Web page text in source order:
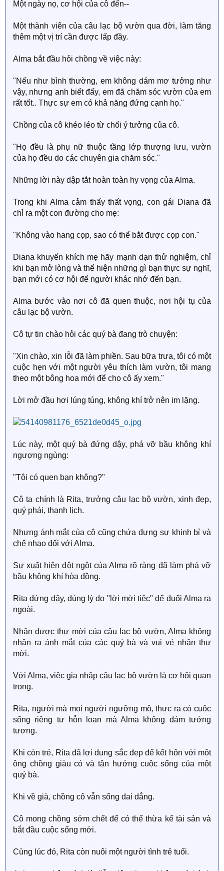
Một ngày nọ, cơ hội của cô đến--
Một thành viên của câu lạc bộ vườn qua đời, làm tăng
thêm một vị trí cần được lấp đầy.
Alma bắt đầu hỏi chồng về việc này:
"Nếu như bình thường, em không dám mơ tưởng như
vậy, nhưng anh biết đấy, em đã chăm sóc vườn của em
rất tốt.. Thực sự em có khả năng đứng cạnh họ."
Chồng của cô khéo léo từ chối ý tưởng của cô.
"Họ đều là phụ nữ thuộc tầng lớp thượng lưu, vườn
của họ đều do các chuyên gia chăm sóc."
Những lời này dập tắt hoàn toàn hy vọng của Alma.
Trong khi Alma cảm thấy thất vọng, con gái Diana đã
chỉ ra một con đường cho mẹ:
"Không vào hang cọp, sao có thể bắt được cọp con."
Diana khuyến khích mẹ hãy mạnh dạn thử nghiệm, chỉ
khi bạn mở lòng và thể hiện những gì bạn thực sự nghĩ,
bạn mới có cơ hội để người khác nhớ đến bạn.
Alma bước vào nơi cô đã quen thuộc, nơi hội tụ của
câu lạc bộ vườn.
Cô tự tin chào hỏi các quý bà đang trò chuyện:
"Xin chào, xin lỗi đã làm phiền. Sau bữa trưa, tôi có một
cuộc hẹn với một người yêu thích làm vườn, tôi mang
theo một bông hoa mới để cho cô ấy xem."
Lời mở đầu hơi lúng túng, không khí trở nên im lặng.
Lúc này, một quý bà đứng dậy, phá vỡ bầu không khí
ngượng ngùng:
"Tôi có quen bạn không?"
Cô ta chính là Rita, trưởng câu lạc bộ vườn, xinh đẹp,
quý phái, thanh lịch.
Nhưng ánh mắt của cô cũng chứa đựng sự khinh bỉ và
chế nhạo đối với Alma.
Sự xuất hiện đột ngột của Alma rõ ràng đã làm phá vỡ
bầu không khí hòa đồng.
Rita đứng dậy, dùng lý do "lời mời tiệc" để đuổi Alma ra
ngoài.
Nhận được thư mời của câu lạc bộ vườn, Alma không
nhận ra ánh mắt của các quý bà và vui vẻ nhận thư
mời.
Với Alma, việc gia nhập câu lạc bộ vườn là cơ hội quan
trọng.
Rita, người mà mọi người ngưỡng mộ, thực ra có cuộc
sống riêng tư hỗn loạn mà Alma không dám tưởng
tượng.
Khi còn trẻ, Rita đã lợi dụng sắc đẹp để kết hôn với một
ông chồng giàu có và tận hưởng cuộc sống của một
quý bà.
Khi về già, chồng cô vẫn sống dai dẳng.
Cô mong chồng sớm chết để có thể thừa kế tài sản và
bắt đầu cuộc sống mới.
Cùng lúc đó, Rita còn nuôi một người tình trẻ tuổi.